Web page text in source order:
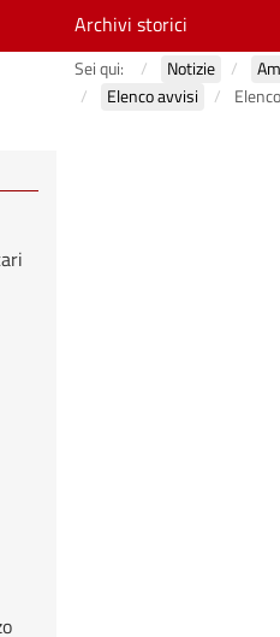
Archivi storici
Sei qui: Notizie
Elenco avvisi